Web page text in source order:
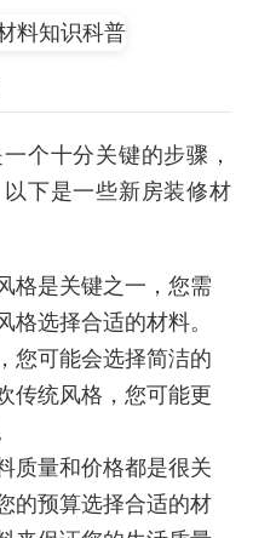
个十分关键的步骤，
下是一些新房装修材
格是关键之一，您需
格选择合适的材料。
您可能会选择简洁的
传统风格，您可能更
质量和价格都是很关
的预算选择合适的材